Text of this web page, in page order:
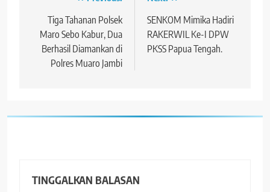
posTiga Tahanan Polsek
Maro Sebo Kabur, Dua
Berhasil Diamankan di
Polres Muaro Jambi
SENKOM Mimika Hadiri
RAKERWIL Ke-I DPW
PKSS Papua Tengah.
TINGGALKAN BALASAN